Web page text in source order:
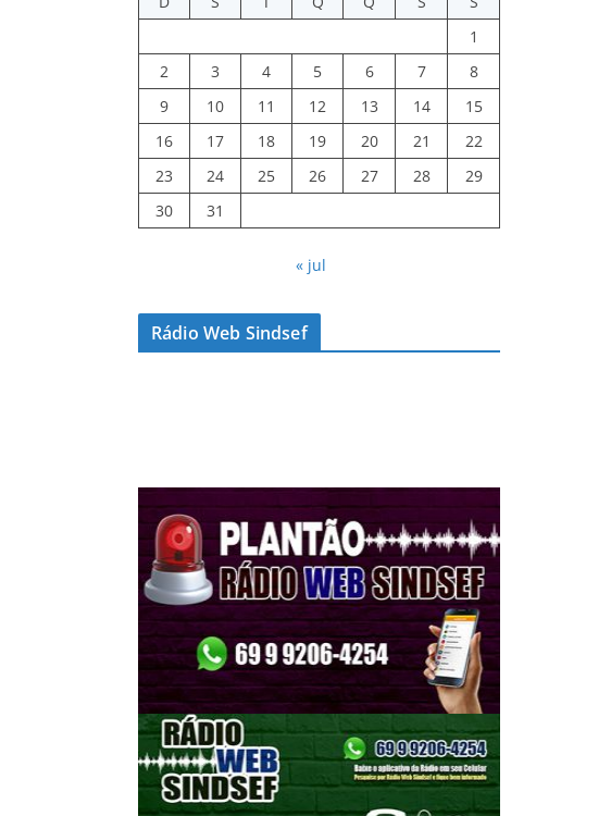
1
2
3 4 5 6 7
8
9
10 11 12 13 14
15
16
17 18 19 20 21
22
23
24 25 26 27 28
29
30
31
« jul
Rádio Web Sindsef